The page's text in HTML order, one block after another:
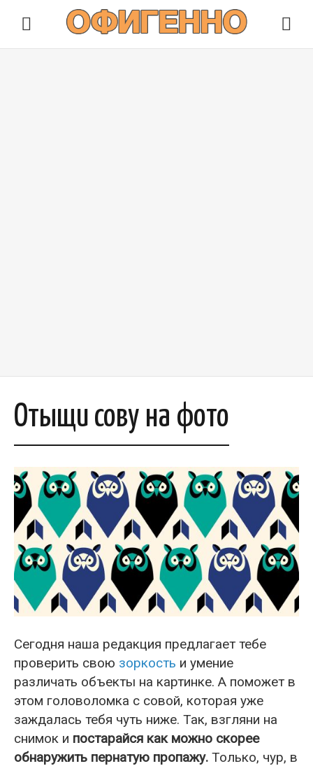
Отыщи сову на фото
Сегодня наша редакция предлагает тебе
проверить свою зоркость и умение
различать объекты на картинке. А поможет в
этом головоломка с совой, которая уже
заждалась тебя чуть ниже. Так, взгляни на
снимок и постарайся как можно скорее
обнаружить пернатую пропажу. Только, чур, в